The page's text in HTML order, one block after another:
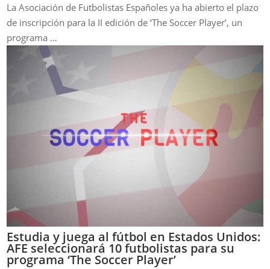
La Asociación de Futbolistas Españoles ya ha abierto el plazo
de inscripción para la II edición de ‘The Soccer Player’, un
programa …
Estudia y juega al fútbol en Estados Unidos:
AFE seleccionará 10 futbolistas para su
programa ‘The Soccer Player’